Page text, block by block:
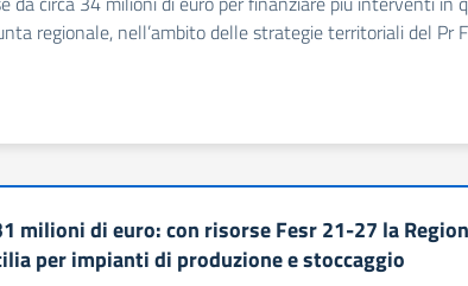
regionale, nell’ambito delle strategie territoriali del Pr
milioni di euro: con risorse Fesr 21-27 la
per impianti di produzione e stoccaggio